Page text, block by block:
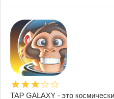
TAP GALAXY - это